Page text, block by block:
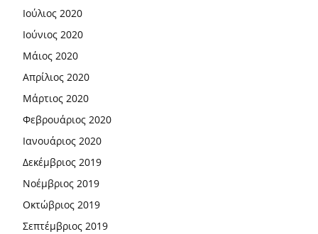
Ιούλιος 2020
Ιούνιος 2020
Μάιος 2020
Απρίλιος 2020
Μάρτιος 2020
Φεβρουάριος 2020
Ιανουάριος 2020
Δεκέμβριος 2019
Νοέμβριος 2019
Οκτώβριος 2019
Σεπτέμβριος 2019